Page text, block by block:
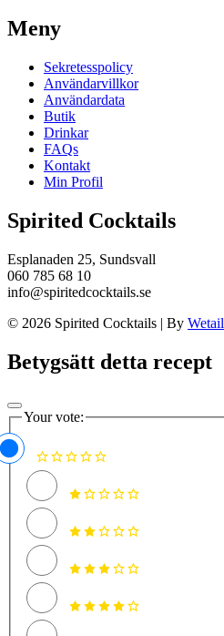
Meny
Sekretesspolicy
Användarvillkor
Användardata
Butik
Drinkar
FAQs
Kontakt
Min Profil
Spirited Cocktails
Esplanaden 25, Sundsvall
060 785 68 10
info@spiritedcocktails.se
© 2026 Spirited Cocktails | By Wetail
Betygsätt detta recept
Your vote: